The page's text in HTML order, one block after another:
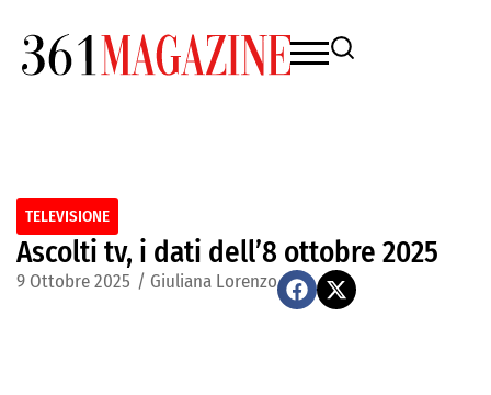
TELEVISIONE
Ascolti tv, i dati dell’8 ottobre 2025
9 Ottobre 2025 / Giuliana Lorenzo